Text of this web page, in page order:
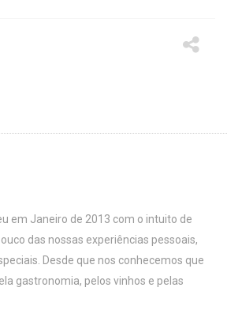
em Janeiro de 2013 com o intuito de
das nossas experiências pessoais,
Desde que nos conhecemos que
gastronomia, pelos vinhos e pelas